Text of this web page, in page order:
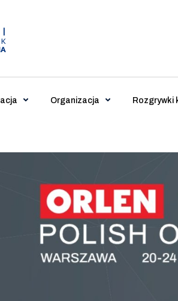
Organizacja Rozgrywki